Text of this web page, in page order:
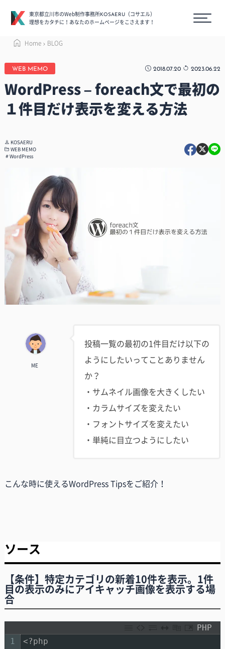
東京都立川市のWeb制作事務所KOSAERU
（コサエル）
理想をカタチに！あなたのホームページをこさえます！
Home BLOG
WEB MEMO 2018.07.20 2023.06.22
WordPress – foreach文で最初の
１件目だけ表示を変える方法
KOSAERU
WEB MEMO
WordPress
ME
投稿一覧の最初の1件目だけ以下の
ようにしたいってことありません
か？
・サムネイル画像を大きくしたい
・カラムサイズを変えたい
・フォントサイズを変えたい
・単純に目立つようにしたい
こんな時に使えるWordPress Tipsをご紹介！
ソース
【条件】特定カテゴリの新着10件を表示。1件
目の表示のみにアイキャッチ画像を表示する場
合
PHP
1
<?php